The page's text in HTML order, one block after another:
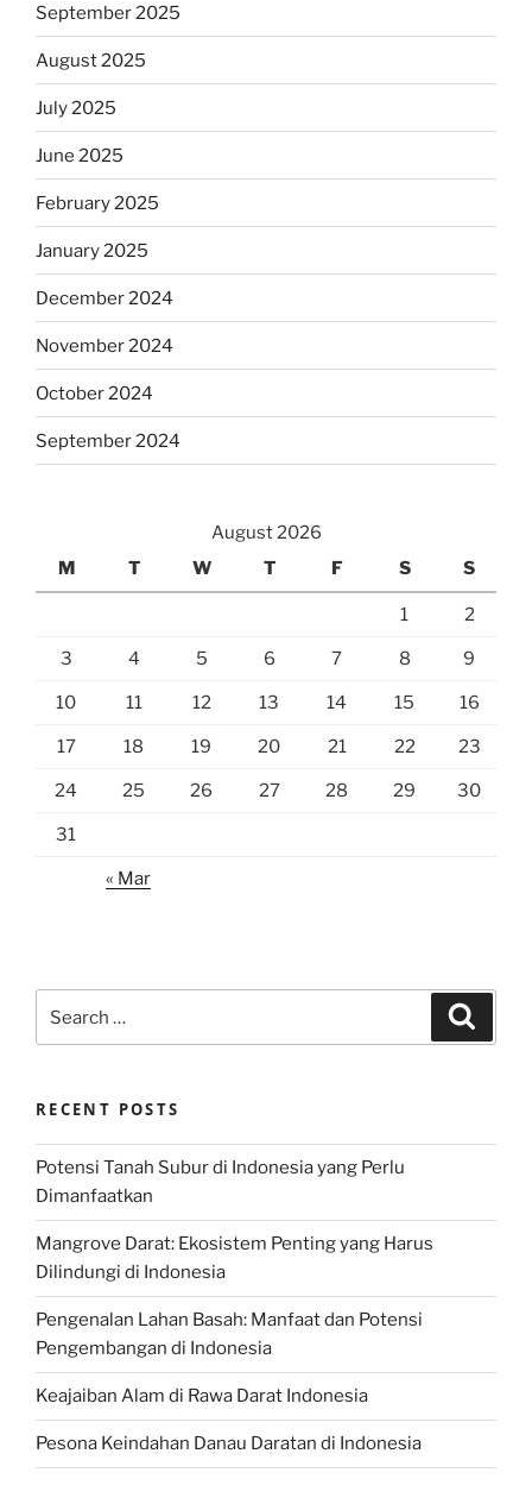
September 2025
August 2025
July 2025
June 2025
February 2025
January 2025
December 2024
November 2024
October 2024
September 2024
August 2026
M
T W T F S S
1 2
3 4 5 6 7 8 9
10 11 12 13 14 15 16
17 18 19 20 21 22 23
24 25 26 27 28 29 30
31
« Mar
for:
RECENT POSTS
Potensi Tanah Subur di Indonesia yang Perlu
Dimanfaatkan
Mangrove Darat: Ekosistem Penting yang Harus
Dilindungi di Indonesia
Pengenalan Lahan Basah: Manfaat dan Potensi
Pengembangan di Indonesia
Keajaiban Alam di Rawa Darat Indonesia
Pesona Keindahan Danau Daratan di Indonesia